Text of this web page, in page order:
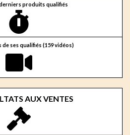
produits qualifiés
de ses qualifiés (159 vidéos)
AUX VENTES